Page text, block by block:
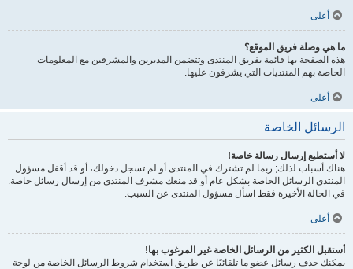
أعلى
ما هي وصلة فريق الموقع؟
هذه الصفحة بها قائمة بفريق المنتدى وتتضمن المديرين والمشرفين مع المعلومات
الخاصة بهم المنتديات التي يشرفون عليها.
أعلى
الرسائل الخاصة
لا أستطيع إرسال رسالة خاصة!
هناك أسباب لذلك; ربما لم تشترك في المنتدى أو لم تسجل دخولك، أو قد أقفل مسؤول
المنتدى الرسائل الخاصة بشكل عام أو قد منعك مشرف المنتدى من إرسال رسائل خاصة.
في الحالة الأخيرة فقط اسأل مسؤول المنتدى عن السبب.
أعلى
أستقبل الكثير من الرسائل الخاصة غير المرغوب بها!
يمكنك حذف رسائل عضو ما تلقائيًا عن طريق استخدام شروط الرسائل الخاصة من لوحة